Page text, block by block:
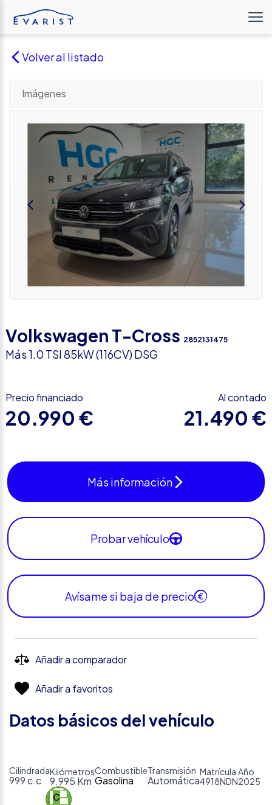
Volver al listado
Imágenes
Volkswagen T-Cross 2852131475
Más 1.0 TSI 85kW (116CV) DSG
Precio financiado
20.990 €
Al contado
21.490 €
Más información
Probar vehículo
Avísame si baja de precio
Añadir a comparador
Añadir a favoritos
Datos básicos del vehículo
Cilindrada
999 c.c
Kilómetros
9.995 Km
Combustible
Gasolina
Transmisión
Automática
Matrícula
4918NDN
Año
2025